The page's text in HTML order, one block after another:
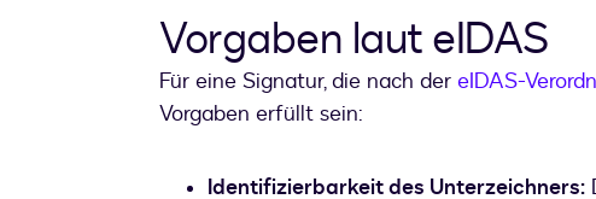
Vorgaben laut eIDAS
Für eine Signatur, die nach der eIDAS-
Vorgaben erfüllt sein:
Identifizierbarkeit des Unterzeichners: